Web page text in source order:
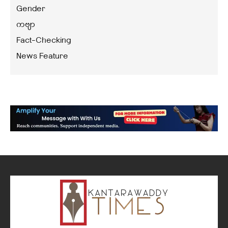
Gender
ကဗျာ
Fact-Checking
News Feature